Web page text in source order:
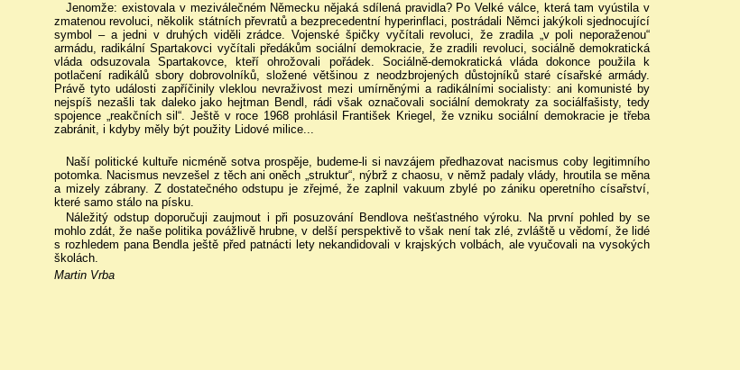
Jenomže: existovala v meziválečném Německu nějaká sdílená pravidla? Po Velké válce, která tam vyústila v
zmatenou revoluci, několik státních převratů a bezprecedentní hyperinflaci, postrádali Němci jakýkoli sjednocující
symbol – a jedni v druhých viděli zrádce. Vojenské špičky vyčítali revoluci, že zradila „v poli neporaženou“
armádu, radikální Spartakovci vyčítali předákům sociální demokracie, že zradili revoluci, sociálně demokratická
vláda odsuzovala Spartakovce, kteří ohrožovali pořádek. Sociálně-demokratická vláda dokonce použila k
potlačení radikálů sbory dobrovolníků, složené většinou z neodzbrojených důstojníků staré císařské armády.
Právě tyto události zapříčinily vleklou nevraživost mezi umírněnými a radikálními socialisty: ani komunisté by
nejspíš nezašli tak daleko jako hejtman Bendl, rádi však označovali sociální demokraty za sociálfašisty, tedy
spojence „reakčních sil“. Ještě v roce 1968 prohlásil František Kriegel, že vzniku sociální demokracie je třeba
zabránit, i kdyby měly být použity Lidové milice...
Naší politické kultuře nicméně sotva prospěje, budeme-li si navzájem předhazovat nacismus coby legitimního
potomka. Nacismus nevzešel z těch ani oněch „struktur“, nýbrž z chaosu, v němž padaly vlády, hroutila se měna
a mizely zábrany. Z dostatečného odstupu je zřejmé, že zaplnil vakuum zbylé po zániku operetního císařství,
které samo stálo na písku.
Náležitý odstup doporučuji zaujmout i při posuzování Bendlova nešťastného výroku. Na první pohled by se
mohlo zdát, že naše politika povážlivě hrubne, v delší perspektivě to však není tak zlé, zvláště u vědomí, že lidé
s rozhledem pana Bendla ještě před patnácti lety nekandidovali v krajských volbách, ale vyučovali na vysokých
školách.
Martin Vrba